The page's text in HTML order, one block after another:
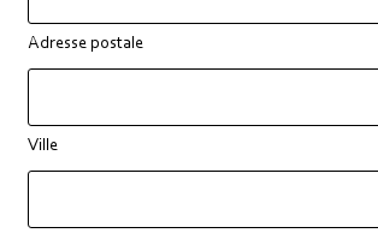
Adresse postale
Ville